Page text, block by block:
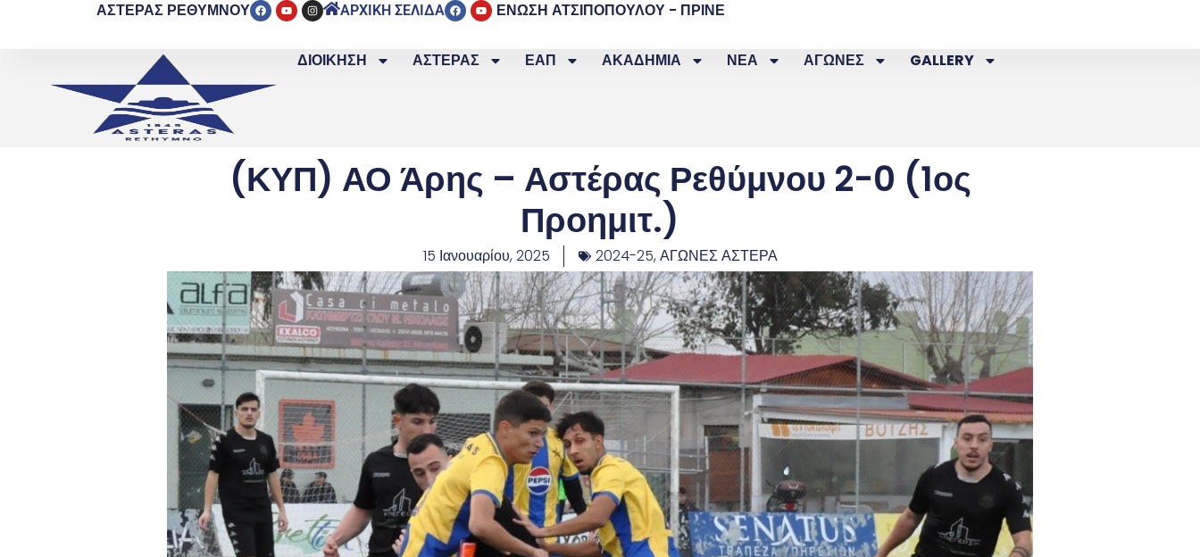
ΑΣΤΕΡΑΣ ΡΕΘΥΜΝΟΥ ΑΡΧΙΚΗ ΣΕΛΙΔΑ ΕΝΩΣΗ ΑΤΣΙΠΟΠΟΥΛΟΥ - ΠΡΙΝΕ
ΔΙΟΙΚΗΣΗ ΑΣΤΕΡΑΣ ΕΑΠ ΑΚΑΔΗΜΙΑ ΝΕΑ ΑΓΩΝΕΣ GALLERY
(ΚΥΠ) ΑΟ Άρης – Αστέρας Ρεθύμνου 2-0 (1ος
Προημιτ.)
15 Ιανουαρίου, 2025 2024-25,ΑΓΩΝΕΣ ΑΣΤΕΡΑ